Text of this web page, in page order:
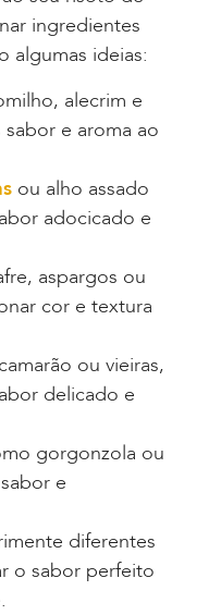
ingredientes
algumas ideias:
alecrim e
e aroma ao
ou alho assado
adocicado e
aspargos ou
cor e textura
ou vieiras,
delicado e
gorgonzola ou
e
diferentes
o sabor perfeito